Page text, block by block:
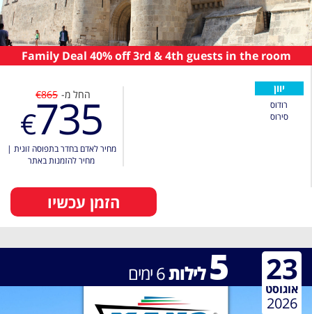
Family Deal 40% off 3rd & 4th guests in the room
יוון
רודוס
סירוס
החל מ- €865
€735
מחיר לאדם בחדר בתפוסה זוגית |
מחיר להזמנות באתר
הזמן עכשיו
5 לילות6ימים 23
אוגוסט
2026